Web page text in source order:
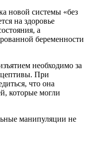
новой системы «без
на здоровье
а
беременности
необходимо за
При
что она
которые могли
манипуляции не